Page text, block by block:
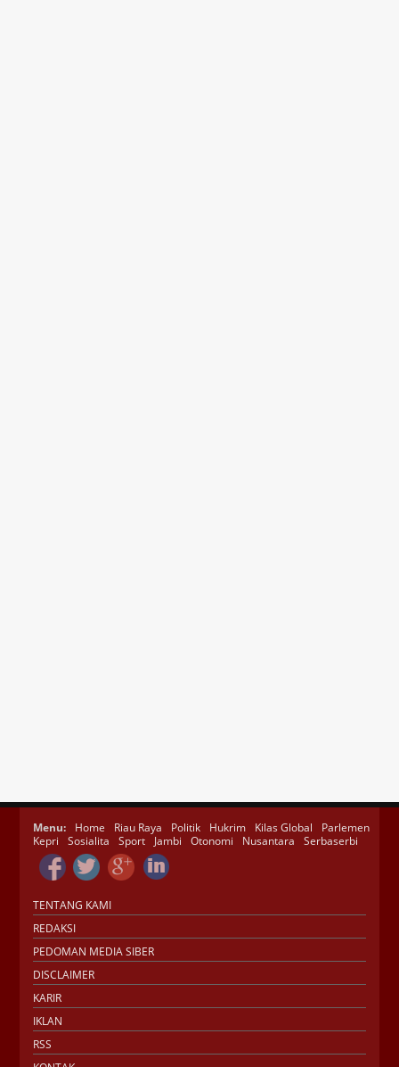
Menu: Home Riau Raya Politik Hukrim Kilas Global
Parlemen
Kepri
Sosialita Sport Jambi Otonomi Nusantara Serbaserbi
TENTANG KAMI
REDAKSI
PEDOMAN MEDIA SIBER
DISCLAIMER
KARIR
IKLAN
RSS